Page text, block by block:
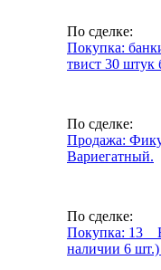
По сделке:
Покупка:
твист 30 штук
По сделке:
Продажа:
Вариегатный.
По сделке:
Покупка: 13 _
наличии 6 шт.)